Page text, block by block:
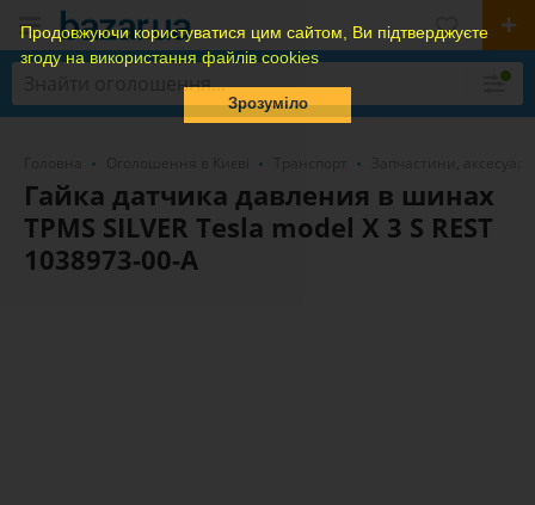
Продовжуючи користуватися цим сайтом, Ви підтверджуєте
згоду на використання файлів cookies
Зрозуміло
Гайка датчика давления в шинах
TPMS SILVER Tesla model X 3 S REST
1038973-00-A